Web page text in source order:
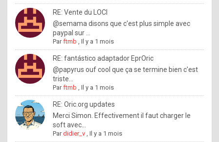
a
n
t
o
n
o
w
h
RE: Vente du LOCI
@semama disons que c'est plus simple avec
paypal sur ...
Parftmb ,Il y a 1 mois
RE: fantástico adaptador EprOric
@papyrus ouf cool que ça se termine bien c'est
triste...
Parftmb ,Il y a 1 mois
RE: Oric.org updates
Merci Simon. Effectivement il faut charger le
soft avec...
Pardidier_v ,Il y a 1 mois